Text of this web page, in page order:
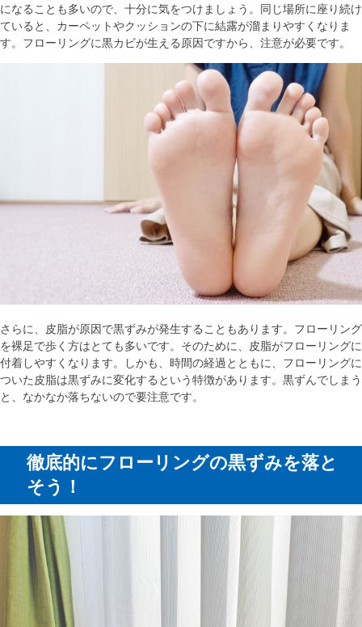
になることも多いので、十分に気をつけましょう。同じ場所に座り続け
ていると、カーペットやクッションの下に結露が溜まりやすくなりま
す。フローリングに黒カビが生える原因ですから、注意が必要です。
さらに、皮脂が原因で黒ずみが発生することもあります。フローリング
を裸足で歩く方はとても多いです。そのために、皮脂がフローリングに
付着しやすくなります。しかも、時間の経過とともに、フローリングに
ついた皮脂は黒ずみに変化するという特徴があります。黒ずんでしまう
と、なかなか落ちないので要注意です。
徹底的にフローリングの黒ずみを落と
そう！